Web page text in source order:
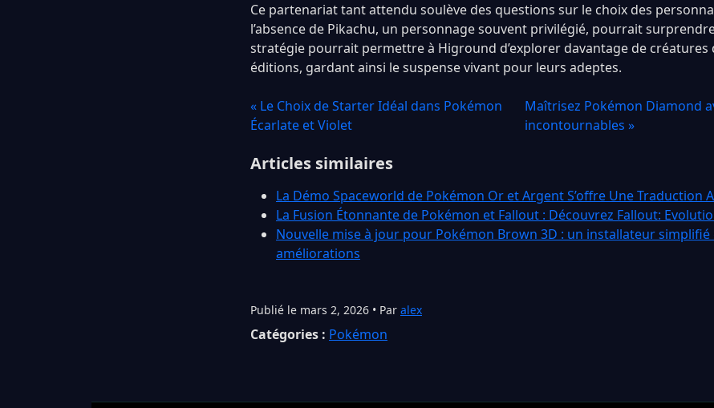
Ce partenariat tant attendu soulève des questions sur le choix des
l’absence de Pikachu, un personnage souvent privilégié, pourrait
stratégie pourrait permettre à Higround d’explorer davantage de créatures
éditions, gardant ainsi le suspense vivant pour leurs adeptes.
« Le Choix de Starter Idéal dans Pokémon
Écarlate et Violet
Maîtrisez Pokémon Diamond
incontournables »
Articles similaires
La Démo Spaceworld de Pokémon Or et Argent S’offre Une Traduction
La Fusion Étonnante de Pokémon et Fallout : Découvrez Fallout:
Nouvelle mise à jour pour Pokémon Brown 3D : un installateur simplifié
améliorations
Publié le mars 2, 2026 • Par alex
Catégories : Pokémon